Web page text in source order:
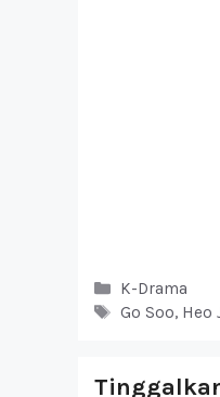
Kategori
K-Drama
Tag
Go Soo, Heo